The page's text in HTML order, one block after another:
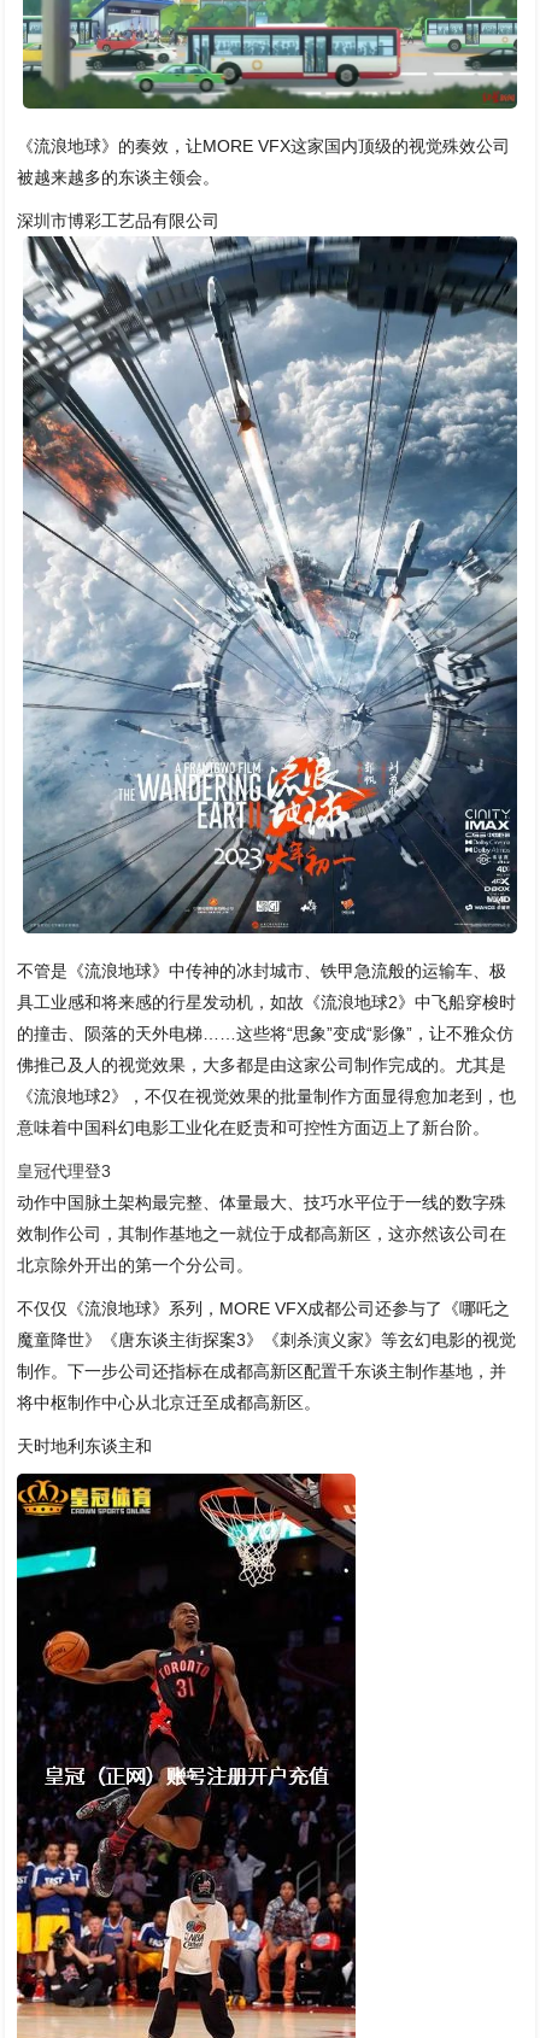
《流浪地球》的奏效，让MORE VFX这家国内顶级的视觉殊效公司
被越来越多的东谈主领会。
深圳市博彩工艺品有限公司
不管是《流浪地球》中传神的冰封城市、铁甲急流般的运输车、极
具工业感和将来感的行星发动机，如故《流浪地球2》中飞船穿梭时
的撞击、陨落的天外电梯……这些将“思象”变成“影像”，让不雅众仿
佛推己及人的视觉效果，大多都是由这家公司制作完成的。尤其是
《流浪地球2》，不仅在视觉效果的批量制作方面显得愈加老到，也
意味着中国科幻电影工业化在贬责和可控性方面迈上了新台阶。
皇冠代理登3
动作中国脉土架构最完整、体量最大、技巧水平位于一线的数字殊
效制作公司，其制作基地之一就位于成都高新区，这亦然该公司在
北京除外开出的第一个分公司。
不仅仅《流浪地球》系列，MORE VFX成都公司还参与了《哪吒之
魔童降世》《唐东谈主街探案3》《刺杀演义家》等玄幻电影的视觉
制作。下一步公司还指标在成都高新区配置千东谈主制作基地，并
将中枢制作中心从北京迁至成都高新区。
天时地利东谈主和